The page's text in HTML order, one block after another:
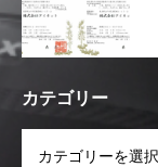
カテゴリー